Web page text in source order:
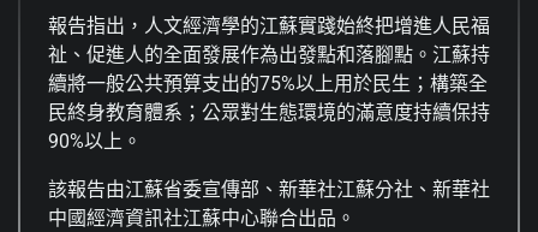
報告指出，人文經濟學的江蘇實踐始終把增進人民福
祉、促進人的全面發展作為出發點和落腳點。江蘇持
續將一般公共預算支出的75%以上用於民生；構築全
民終身教育體系；公眾對生態環境的滿意度持續保持
90%以上。
該報告由江蘇省委宣傳部、新華社江蘇分社、新華社
中國經濟資訊社江蘇中心聯合出品。